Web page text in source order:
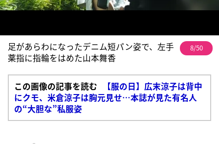
足があらわになったデニム短パン姿で、左手
薬指に指輪をはめた山本舞香
8/50
この画像の記事を読む
【服の日】広末涼子は背中
にクモ、米倉涼子は胸元見せ…本誌が見た有名人
の“大胆な”私服姿